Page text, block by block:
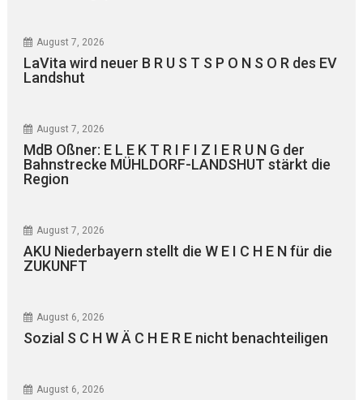
August 7, 2026
LaVita wird neuer B R U S T S P O N S O R des EV
Landshut
August 7, 2026
MdB Oßner: E L E K T R I F I Z I E R U N G der
Bahnstrecke MÜHLDORF-LANDSHUT stärkt die
Region
August 7, 2026
AKU Niederbayern stellt die W E I C H E N für die
ZUKUNFT
August 6, 2026
Sozial S C H W Ä C H E R E nicht benachteiligen
August 6, 2026